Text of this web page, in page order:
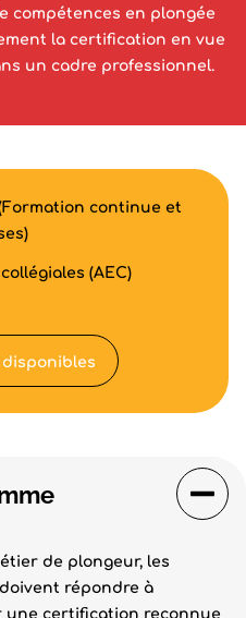
compétences en plongée
la certification en vue
un cadre professionnel.
de plongeur, les
répondre à
une certification reconnue
continue et
(AEC)